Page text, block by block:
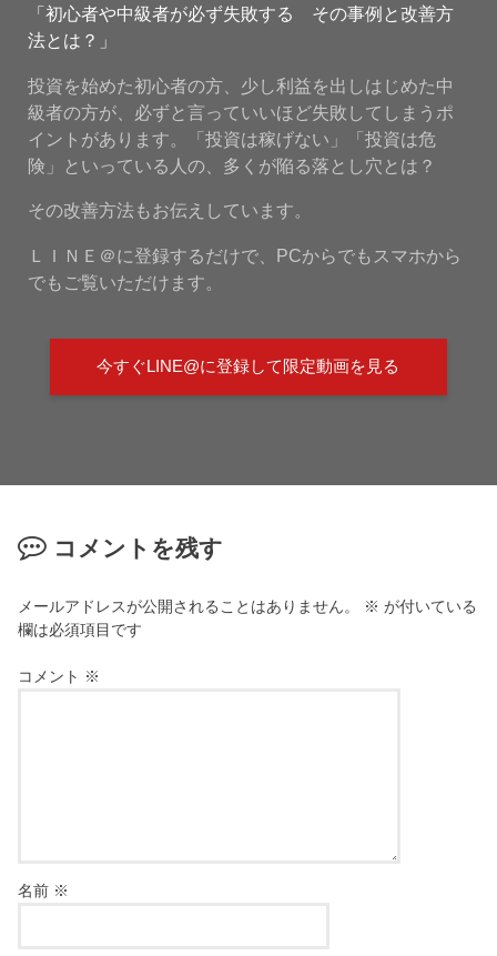
「初心者や中級者が必ず失敗する その事例と改善方
法とは？」
投資を始めた初心者の方、少し利益を出しはじめた中
級者の方が、必ずと言っていいほど失敗してしまうポ
イントがあります。「投資は稼げない」「投資は危
険」といっている人の、多くが陥る落とし穴とは？
その改善方法もお伝えしています。
ＬＩＮＥ＠に登録するだけで、PCからでもスマホから
でもご覧いただけます。
今すぐLINE@に登録して限定動画を見る
コメントを残す
メールアドレスが公開されることはありません。 ※ が付いている
欄は必須項目です
コメント ※
名前 ※